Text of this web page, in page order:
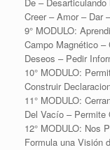
Creer – Amor – Dar
9° MODULO:
Campo Magnético –
Deseos – Pedir
10° MODULO:
Construir
11° MODULO:
Del Vacío – Permite
12° MODULO: Nos
Formula una Visión